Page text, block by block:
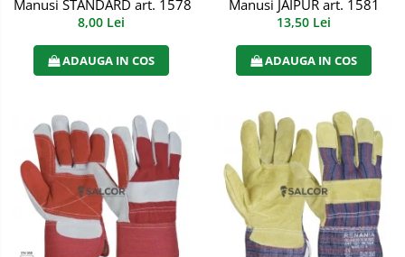
Semimasti
Ochelari
Manusi STANDARD art. 1578
8,00 Lei
ADAUGA IN COS
Manusi JAIPUR art. 1581
13,50 Lei
ADAUGA IN COS